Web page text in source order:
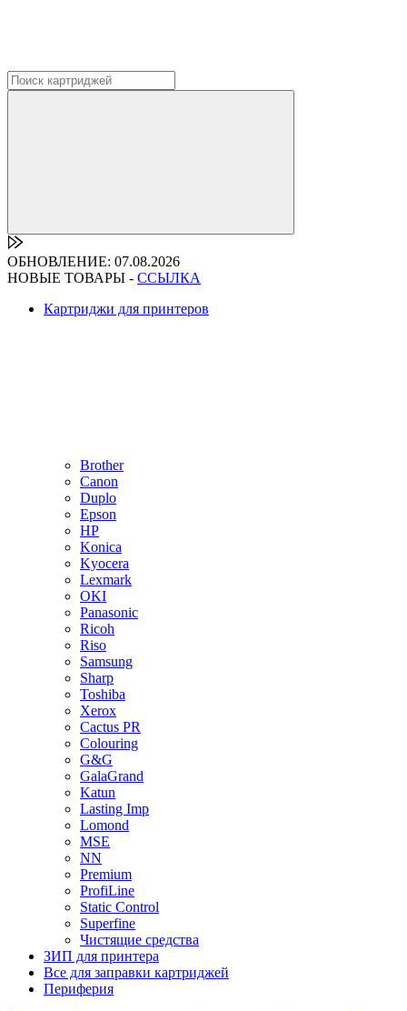
ОБНОВЛЕНИЕ: 07.08.2026
НОВЫЕ ТОВАРЫ - ССЫЛКА
Картриджи для принтеров
Brother
Canon
Duplo
Epson
HP
Konica
Kyocera
Lexmark
OKI
Panasonic
Ricoh
Riso
Samsung
Sharp
Toshiba
Xerox
Cactus PR
Colouring
G&G
GalaGrand
Katun
Lasting Imp
Lomond
MSE
NN
Premium
ProfiLine
Static Control
Superfine
Чистящие средства
ЗИП для принтера
Все для заправки картриджей
Периферия